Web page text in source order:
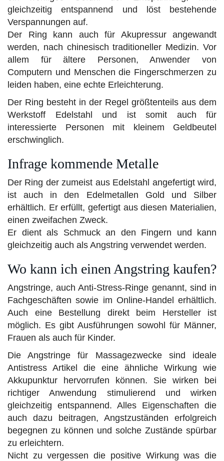
gleichzeitig entspannend und löst bestehende
Verspannungen auf.
Der Ring kann auch für Akupressur angewandt
werden, nach chinesisch traditioneller Medizin. Vor
allem für ältere Personen, Anwender von
Computern und Menschen die Fingerschmerzen zu
leiden haben, eine echte Erleichterung.
Der Ring besteht in der Regel größtenteils aus dem
Werkstoff Edelstahl und ist somit auch für
interessierte Personen mit kleinem Geldbeutel
erschwinglich.
Infrage kommende Metalle
Der Ring der zumeist aus Edelstahl angefertigt wird,
ist auch in den Edelmetallen Gold und Silber
erhältlich. Er erfüllt, gefertigt aus diesen Materialien,
einen zweifachen Zweck.
Er dient als Schmuck an den Fingern und kann
gleichzeitig auch als Angstring verwendet werden.
Wo kann ich einen Angstring kaufen?
Angstringe, auch Anti-Stress-Ringe genannt, sind in
Fachgeschäften sowie im Online-Handel erhältlich.
Auch eine Bestellung direkt beim Hersteller ist
möglich. Es gibt Ausführungen sowohl für Männer,
Frauen als auch für Kinder.
Die Angstringe für Massagezwecke sind ideale
Antistress Artikel die eine ähnliche Wirkung wie
Akkupunktur hervorrufen können. Sie wirken bei
richtiger Anwendung stimulierend und wirken
gleichzeitig entspannend. Alles Eigenschaften die
auch dazu beitragen, Angstzuständen erfolgreich
begegnen zu können und solche Zustände spürbar
zu erleichtern.
Nicht zu vergessen die positive Wirkung was die